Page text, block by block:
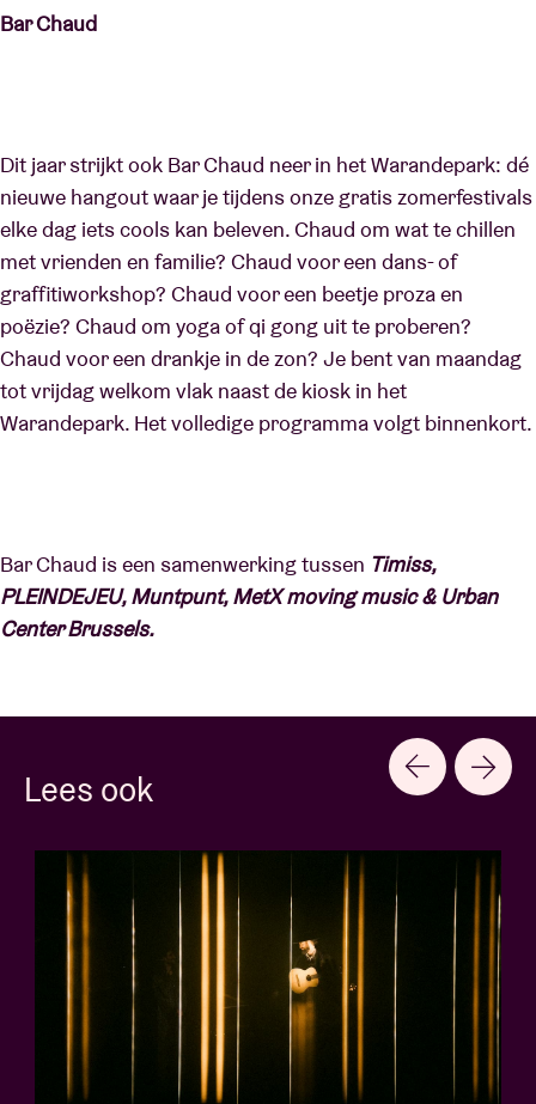
Bar Chaud
Dit jaar strijkt ook Bar Chaud neer in het Warandepark: dé
nieuwe hangout waar je tijdens onze gratis zomerfestivals
elke dag iets cools kan beleven. Chaud om wat te chillen
met vrienden en familie? Chaud voor een dans- of
graffitiworkshop? Chaud voor een beetje proza en
poëzie? Chaud om yoga of qi gong uit te proberen?
Chaud voor een drankje in de zon? Je bent van maandag
tot vrijdag welkom vlak naast de kiosk in het
Warandepark. Het volledige programma volgt binnenkort.
Bar Chaud is een samenwerking tussen Timiss,
PLEINDEJEU, Muntpunt, MetX moving music & Urban
Center Brussels.
Lees ook